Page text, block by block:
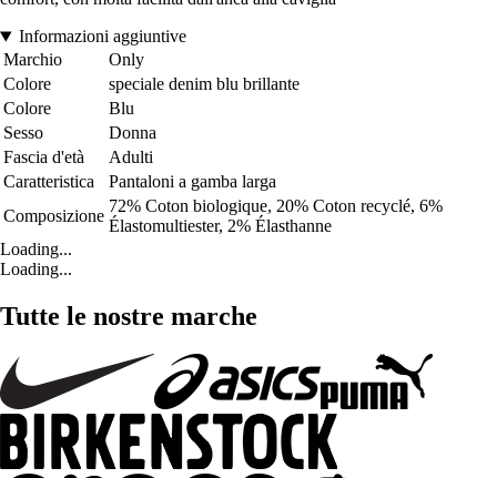
Informazioni aggiuntive
Marchio
Only
Colore
speciale denim blu brillante
Colore
Blu
Sesso
Donna
Fascia d'età
Adulti
Caratteristica
Pantaloni a gamba larga
Composizione
72% Coton biologique, 20% Coton recyclé, 6%
Élastomultiester, 2% Élasthanne
Loading...
Loading...
Tutte le nostre marche